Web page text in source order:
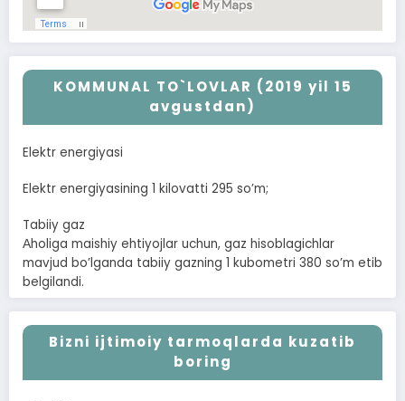
KOMMUNAL TO`LOVLAR (2019 yil 15
avgustdan)
Elektr energiyasi
Elektr energiyasining 1 kilovatti 295 soʼm;
Tabiiy gaz
Аholiga maishiy ehtiyojlar uchun, gaz hisoblagichlar
mavjud boʼlganda tabiiy gazning 1 kubometri 380 soʼm etib
belgilandi.
Bizni ijtimoiy tarmoqlarda kuzatib
boring